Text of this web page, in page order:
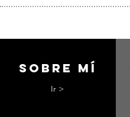
Sobre mí
Ir >